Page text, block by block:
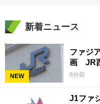
新着ニュース
NEW
ファジ
画 JR
6分前
J1ファ